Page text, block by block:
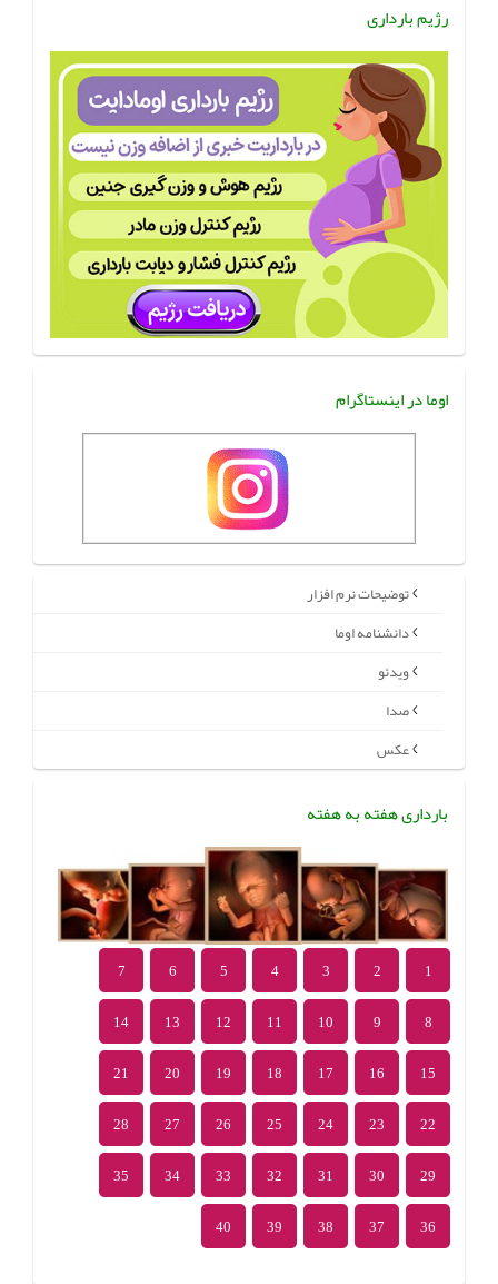
رژیم بارداری
اوما در اینستاگرام
توضیحات نرم افزار
دانشنامه اوما
ویدئو
صدا
عکس
بارداری هفته به هفته
1
2
3
4
5
6
7
8
9
10
11
12
13
14
15
16
17
18
19
20
21
22
23
24
25
26
27
28
29
30
31
32
33
34
35
36
37
38
39
40